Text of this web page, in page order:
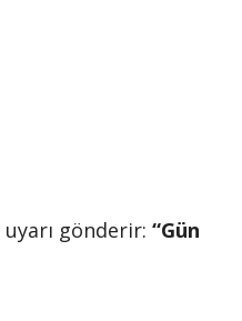
uyarı gönderir: “Gün